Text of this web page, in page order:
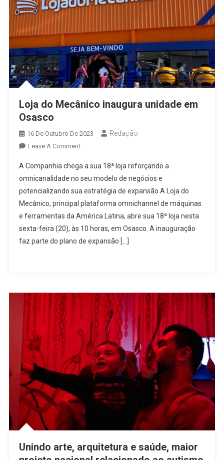
De
Loja do Mecânico inaugura unidade em
Osasco
16 De Outubro De 2023 Redação
Leave A CommentOn
Do
Mecânico
Inaugura
Unidade
Em
Osasco
A Companhia chega a sua 18ª loja reforçando a
omnicanalidade no seu modelo de negócios e
potencializando sua estratégia de expansão A Loja do
Mecânico, principal plataforma omnichannel de máquinas
e ferramentas da América Latina, abre sua 18ª loja nesta
sexta-feira (20), às 10 horas, em Osasco. A inauguração
faz parte do plano de expansão […]
Unindo arte, arquitetura e saúde, maior